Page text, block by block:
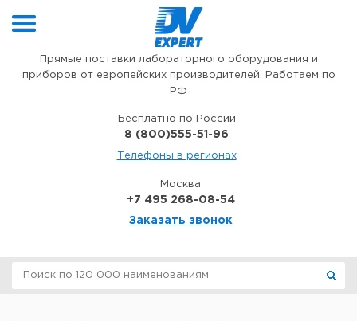
Прямые поставки лабораторного оборудования и
приборов от европейских производителей. Работаем по
РФ
Бесплатно по России
8 (800)555-51-96
Телефоны в регионах
Москва
+7 495 268-08-54
Заказать звонок